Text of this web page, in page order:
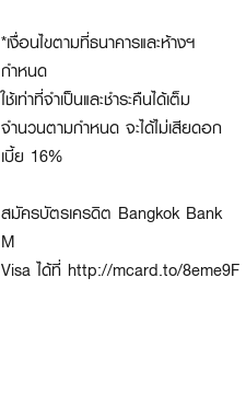
*เงื่อนไขตามที่ธนาคารและห้างฯ
กำหนด​
ใช้เท่าที่จำเป็นและชำระคืนได้เต็ม
จำนวนตามกำหนด จะได้ไม่เสียดอก
เบี้ย 16%​
สมัครบัตรเครดิต Bangkok Bank
M
Visaได้ที่ http://mcard.to/8eme9F